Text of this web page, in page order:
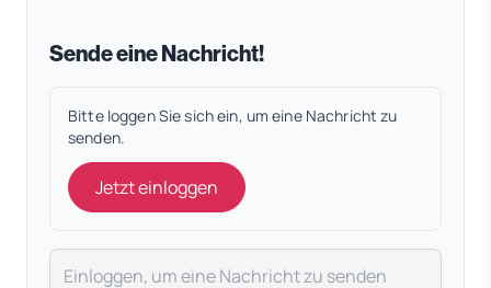
Sende eine Nachricht!
Bitte loggen Sie sich ein, um eine Nachricht zu
senden.
Jetzt einloggen
Deine Nachricht